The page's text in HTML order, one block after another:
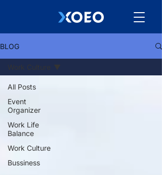
BLOG
All Posts
Event
Organizer
Work Life
Balance
Work Culture
Bussiness
Work Culture